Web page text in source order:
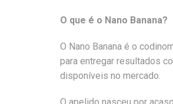
O que é o Nano Banana?
O Nano Banana é o
para entregar resultados
disponíveis no mercado.